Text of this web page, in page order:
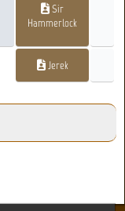
Sir
Hammerlock
Jerek